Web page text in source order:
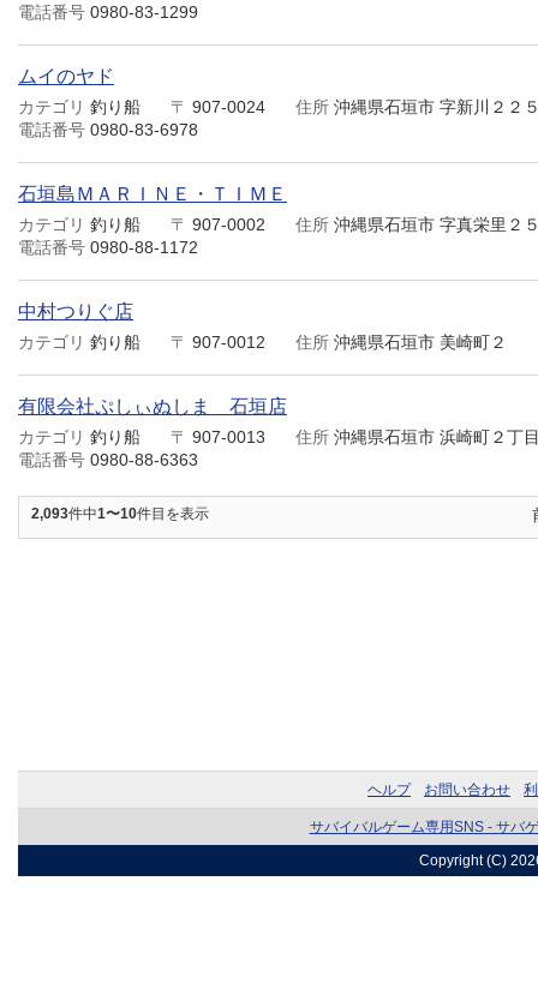
電話番号 0980-83-1299
ムイのヤド
カテゴリ 釣り船 〒 907-0024 住所 沖縄県石垣市 字新川２２
電話番号 0980-83-6978
石垣島ＭＡＲＩＮＥ・ＴＩＭＥ
カテゴリ 釣り船 〒 907-0002 住所 沖縄県石垣市 字真栄里２
電話番号 0980-88-1172
中村つりぐ店
カテゴリ 釣り船 〒 907-0012 住所 沖縄県石垣市 美崎町２
有限会社ぷしぃぬしま 石垣店
カテゴリ 釣り船 〒 907-0013 住所 沖縄県石垣市 浜崎町２丁
電話番号 0980-88-6363
2,093件中1〜10件目を表示
ヘルプ お問い合わせ
サバイバルゲーム専用SNS - サバ
Copyright (C)